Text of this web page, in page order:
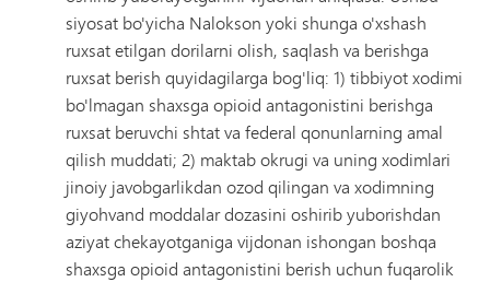
siyosat bo'yicha Nalokson yoki shunga o'xshash
ruxsat etilgan dorilarni olish, saqlash va berishga
ruxsat berish quyidagilarga bog'liq: 1) tibbiyot xodimi
bo'lmagan shaxsga opioid antagonistini berishga
ruxsat beruvchi shtat va federal qonunlarning amal
qilish muddati; 2) maktab okrugi va uning xodimlari
jinoiy javobgarlikdan ozod qilingan va xodimning
giyohvand moddalar dozasini oshirib yuborishdan
aziyat chekayotganiga vijdonan ishongan boshqa
shaxsga opioid antagonistini berish uchun fuqarolik